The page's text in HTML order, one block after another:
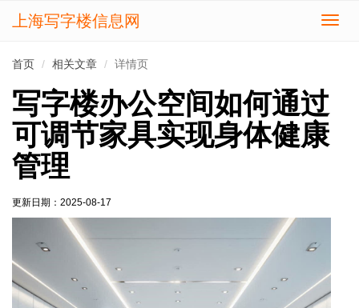
切
上海写字楼信息网
首页 相关文章 详情页
写字楼办公空间如何通过
可调节家具实现身体健康
管理
更新日期： 2025-08-17